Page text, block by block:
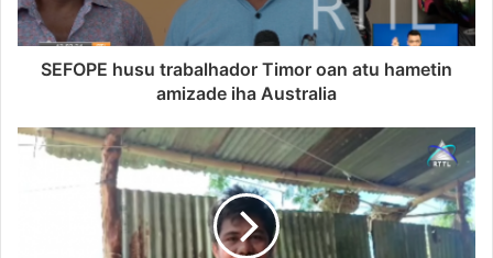
SEFOPE husu trabalhador Timor oan atu hametin
amizade iha Australia